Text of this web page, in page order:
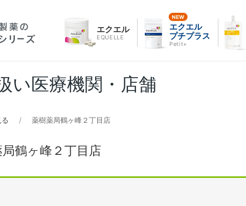
エクエル
EQUELLE
エクエル
プチプラス
Petit+
い医療機関・店舗
薬樹薬局鶴ヶ峰２丁目店
鶴ヶ峰２丁目店